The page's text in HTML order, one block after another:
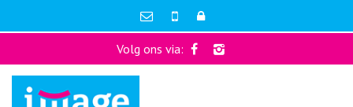
Volg ons via: